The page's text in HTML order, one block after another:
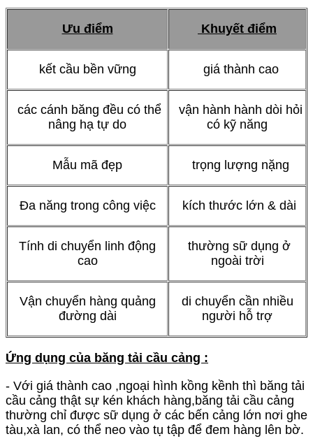
Ưu điểm Khuyết điểm
kết cầu bền vững giá thành cao
các cánh băng đều có thể
nâng hạ tự do
vận hành hành dòi hỏi
có kỹ năng
Mẫu mã đẹp trọng lượng nặng
Đa năng trong công việc kích thước lớn & dài
Tính di chuyển linh động
cao
thường sữ dụng ở
ngoài trời
Vận chuyển hàng quảng
đường dài
di chuyển cần nhiều
người hỗ trợ
Ứng dụng của băng tải cầu cảng :
- Với giá thành cao ,ngoại hình kồng kềnh thì băng tải
cầu cảng thật sự kén khách hàng,băng tải cầu cảng
thường chỉ được sữ dụng ở các bến cảng lớn nơi ghe
tàu,xà lan, có thể neo vào tụ tập để đem hàng lên bờ.